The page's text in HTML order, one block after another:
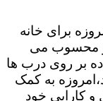
برای خانه
محسوب می
بر روی درب ها
به کمک
و کارایی خود